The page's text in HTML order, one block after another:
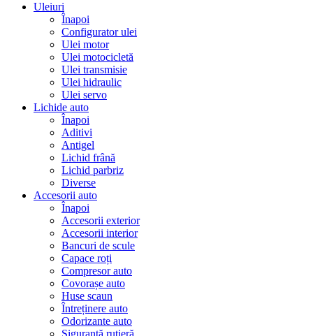
Uleiuri
Înapoi
Configurator ulei
Ulei motor
Ulei motocicletă
Ulei transmisie
Ulei hidraulic
Ulei servo
Lichide auto
Înapoi
Aditivi
Antigel
Lichid frână
Lichid parbriz
Diverse
Accesorii auto
Înapoi
Accesorii exterior
Accesorii interior
Bancuri de scule
Capace roți
Compresor auto
Covorașe auto
Huse scaun
Întreținere auto
Odorizante auto